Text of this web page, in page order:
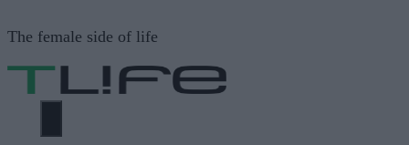
σε
περιεχόμενο
The female side of life
ΜΕΝΟΎ